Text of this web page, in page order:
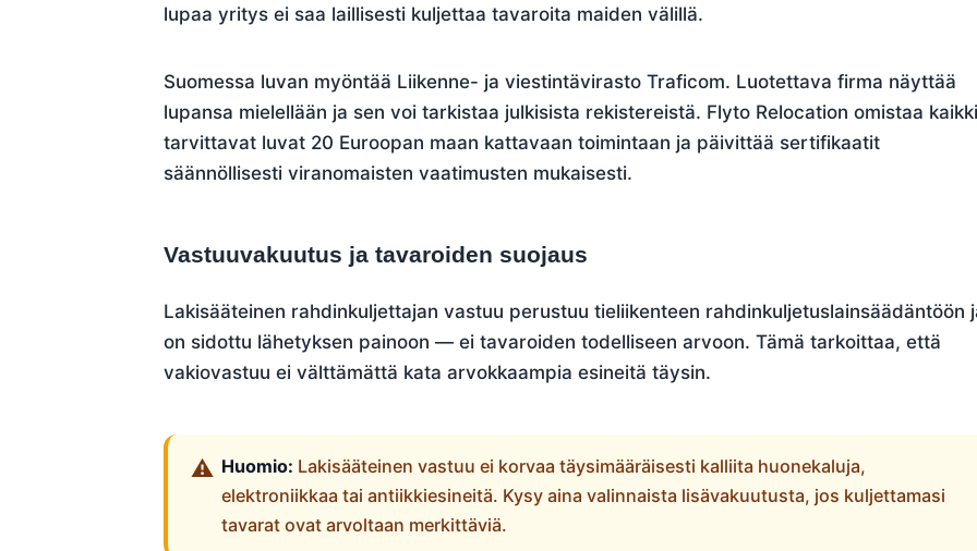
lupaa yritys ei saa laillisesti kuljettaa tavaroita maiden välillä.
Suomessa luvan myöntää Liikenne- ja viestintävirasto Traficom. Luotettava firma näyttää
lupansa mielellään ja sen voi tarkistaa julkisista rekistereistä. Flyto Relocation omistaa
tarvittavat luvat 20 Euroopan maan kattavaan toimintaan ja päivittää sertifikaatit
säännöllisesti viranomaisten vaatimusten mukaisesti.
Vastuuvakuutus ja tavaroiden suojaus
Lakisääteinen rahdinkuljettajan vastuu perustuu tieliikenteen rahdinkuljetuslainsäädäntöön
on sidottu lähetyksen painoon — ei tavaroiden todelliseen arvoon. Tämä tarkoittaa, että
vakiovastuu ei välttämättä kata arvokkaampia esineitä täysin.
Huomio: Lakisääteinen vastuu ei korvaa täysimääräisesti kalliita huonekaluja,
elektroniikkaa tai antiikkiesineitä. Kysy aina valinnaista lisävakuutusta, jos kuljettamasi
tavarat ovat arvoltaan merkittäviä.